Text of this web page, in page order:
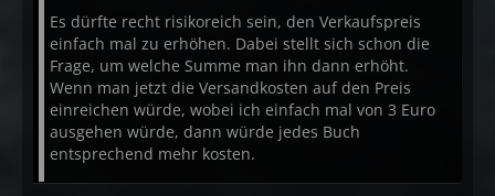
Es dürfte recht risikoreich sein, den Verkaufspreis
einfach mal zu erhöhen. Dabei stellt sich schon die
Frage, um welche Summe man ihn dann erhöht.
Wenn man jetzt die Versandkosten auf den Preis
einreichen würde, wobei ich einfach mal von 3 Euro
ausgehen würde, dann würde jedes Buch
entsprechend mehr kosten.